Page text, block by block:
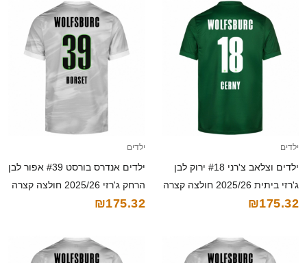
ילדים
ילדים וצלאב צ'רני #18 ירוק לבן
ג'רזי ביתית 2025/26 חולצה קצרה
₪175.32
ילדים
ילדים אנדרס בורסט #39 אפור לבן
הרחק ג'רזי 2025/26 חולצה קצרה
₪175.32